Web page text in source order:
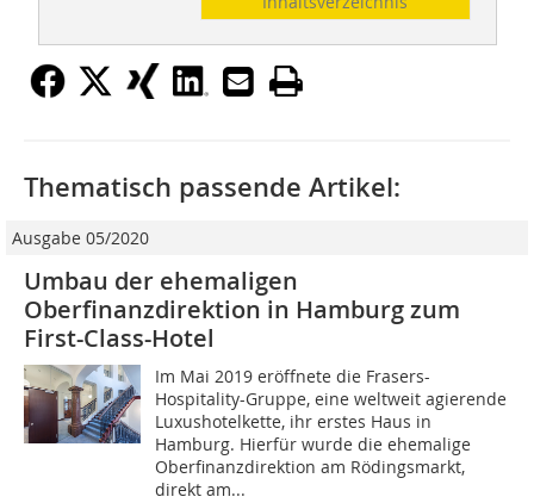
Thematisch passende Artikel:
Ausgabe 05/2020
Umbau der ehemaligen
Oberfinanzdirektion in Hamburg zum
First-Class-Hotel
Im Mai 2019 eröffnete die Frasers-
Hospitality-Gruppe, eine weltweit agierende
Luxushotelkette, ihr erstes Haus in
Hamburg. Hierfür wurde die ehemalige
Oberfinanzdirektion am Rödingsmarkt,
direkt am...